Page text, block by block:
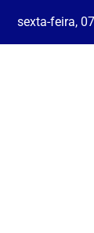
sexta-feira,